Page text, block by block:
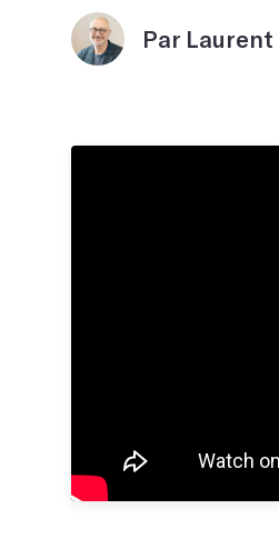
Par Laurent